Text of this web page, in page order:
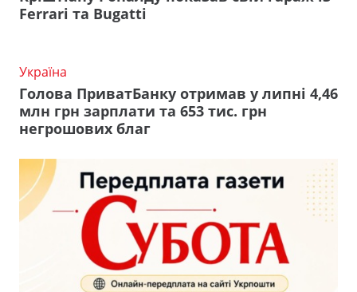
Ferrari та Bugatti
Україна
Голова ПриватБанку отримав у липні 4,46
млн грн зарплати та 653 тис. грн
негрошових благ